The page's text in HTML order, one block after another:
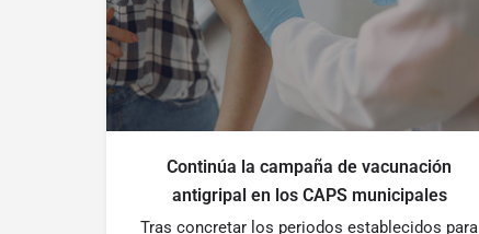
Continúa la campaña de vacunación
antigripal en los CAPS municipales
Tras concretar los periodos establecidos para